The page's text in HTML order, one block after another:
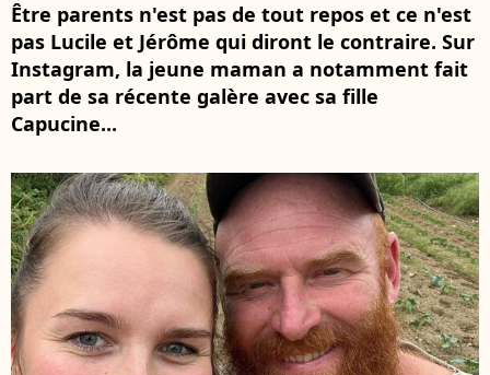
Être parents n'est pas de tout repos et ce n'est
pas Lucile et Jérôme qui diront le contraire. Sur
Instagram, la jeune maman a notamment fait
part de sa récente galère avec sa fille
Capucine...